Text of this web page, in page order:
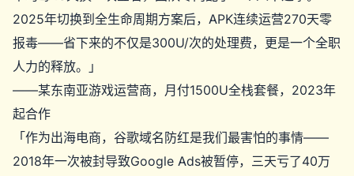
2025年切换到全生命周期方案后，APK连续运营270天零
报毒——省下来的不仅是300U/次的处理费，更是一个全职
人力的释放。」
——某东南亚游戏运营商，月付1500U全栈套餐，2023年
起合作
「作为出海电商，谷歌域名防红是我们最害怕的事情——
2018年一次被封导致Google Ads被暂停，三天亏了40万